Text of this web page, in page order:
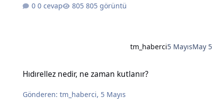
0 cevap 805 görüntü
tm_haberci5 MayısMay 5
Hıdırellez nedir, ne zaman kutlanır?
Gönderen:tm_haberci, 5 Mayıs